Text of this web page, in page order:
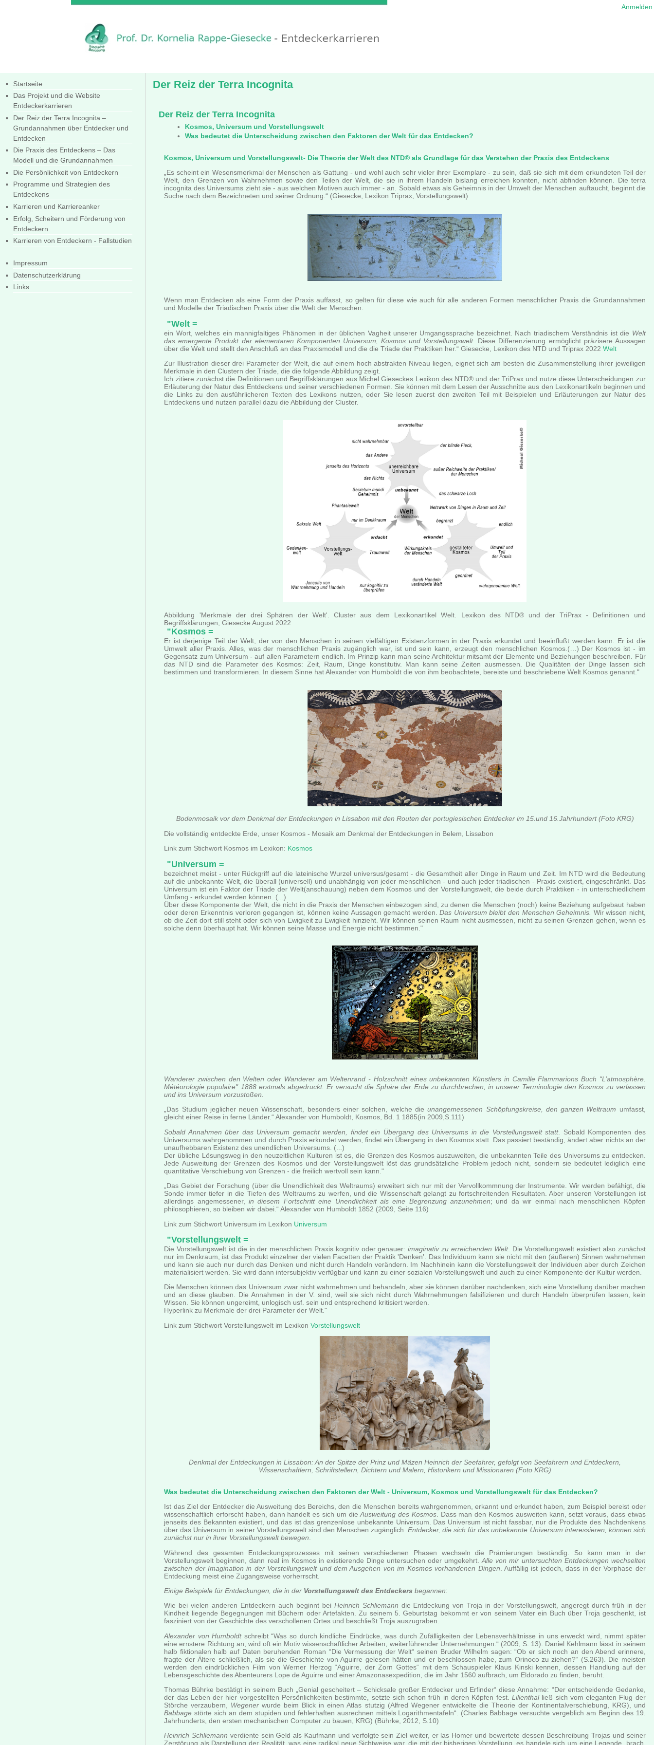
Anmelden
Startseite
Das Projekt und die Website
Entdeckerkarrieren
Der Reiz der Terra Incognita –
Grundannahmen über Entdecker und
Entdecken
Die Praxis des Entdeckens – Das
Modell und die Grundannahmen
Die Persönlichkeit von Entdeckern
Programme und Strategien des
Entdeckens
Karrieren und Karriereanker
Erfolg, Scheitern und Förderung von
Entdeckern
Karrieren von Entdeckern - Fallstudien
Impressum
Datenschutzerklärung
Links
Der Reiz der Terra Incognita
Der Reiz der Terra Incognita
Kosmos, Universum und Vorstellungswelt
Was bedeutet die Unterscheidung zwischen den Faktoren der Welt für das Entdecken?
Kosmos, Universum und Vorstellungswelt- Die Theorie der Welt des NTD® als Grundlage für das Verstehen der Praxis des Entdeckens
„Es scheint ein Wesensmerkmal der Menschen als Gattung - und wohl auch sehr vieler ihrer Exemplare - zu sein, daß sie sich mit dem erkundeten Teil der
Welt, den Grenzen von Wahrnehmen sowie den Teilen der Welt, die sie in ihrem Handeln bislang erreichen konnten, nicht abfinden können. Die terra
incognita des Universums zieht sie - aus welchen Motiven auch immer - an. Sobald etwas als Geheimnis in der Umwelt der Menschen auftaucht, beginnt die
Suche nach dem Bezeichneten und seiner Ordnung.“ (Giesecke, Lexikon Triprax, Vorstellungswelt)
Wenn man Entdecken als eine Form der Praxis auffasst, so gelten für diese wie auch für alle anderen Formen menschlicher Praxis die Grundannahmen
und Modelle der Triadischen Praxis über die Welt der Menschen.
"Welt =
ein Wort, welches ein mannigfaltiges Phänomen in der üblichen Vagheit unserer Umgangssprache bezeichnet. Nach triadischem Verständnis ist die Welt
das emergente Produkt der elementaren Komponenten Universum, Kosmos und Vorstellungswelt. Diese Differenzierung ermöglicht präzisere Aussagen
über die Welt und stellt den Anschluß an das Praxismodell und die die Triade der Praktiken her.“ Giesecke, Lexikon des NTD und Triprax 2022Welt
Zur Illustration dieser drei Parameter der Welt, die auf einem hoch abstrakten Niveau liegen, eignet sich am besten die Zusammenstellung ihrer jeweiligen
Merkmale in den Clustern der Triade, die die folgende Abbildung zeigt.
Ich zitiere zunächst die Definitionen und Begriffsklärungen aus Michel Gieseckes Lexikon des NTD® und der TriPrax und nutze diese Unterscheidungen zur
Erläuterung der Natur des Entdeckens und seiner verschiedenen Formen. Sie können mit dem Lesen der Ausschnitte aus den Lexikonartikeln beginnen und
die Links zu den ausführlicheren Texten des Lexikons nutzen, oder Sie lesen zuerst den zweiten Teil mit Beispielen und Erläuterungen zur Natur des
Entdeckens und nutzen parallel dazu die Abbildung der Cluster.
Abbildung 'Merkmale der drei Sphären der Welt'. Cluster aus dem Lexikonartikel Welt. Lexikon des NTD® und der TriPrax - Definitionen und
Begriffsklärungen, Giesecke August 2022
"Kosmos =
Er ist derjenige Teil der Welt, der von den Menschen in seinen vielfältigen Existenzformen in der Praxis erkundet und beeinflußt werden kann. Er ist die
Umwelt aller Praxis. Alles, was der menschlichen Praxis zugänglich war, ist und sein kann, erzeugt den menschlichen Kosmos.(…) Der Kosmos ist - im
Gegensatz zum Universum - auf allen Parametern endlich. Im Prinzip kann man seine Architektur mitsamt der Elemente und Beziehungen beschreiben. Für
das NTD sind die Parameter des Kosmos: Zeit, Raum, Dinge konstitutiv. Man kann seine Zeiten ausmessen. Die Qualitäten der Dinge lassen sich
bestimmen und transformieren. In diesem Sinne hat Alexander von Humboldt die von ihm beobachtete, bereiste und beschriebene Welt Kosmos genannt."
Bodenmosaik vor dem Denkmal der Entdeckungen in Lissabon mit den Routen der portugiesischen Entdecker im 15.und 16.Jahrhundert (Foto KRG)
Die vollständig entdeckte Erde, unser Kosmos - Mosaik am Denkmal der Entdeckungen in Belem, Lissabon
Link zum Stichwort Kosmos im Lexikon: Kosmos
"Universum =
bezeichnet meist - unter Rückgriff auf die lateinische Wurzel universus/gesamt - die Gesamtheit aller Dinge in Raum und Zeit. Im NTD wird die Bedeutung
auf die unbekannte Welt, die überall (universell) und unabhängig von jeder menschlichen - und auch jeder triadischen - Praxis existiert, eingeschränkt. Das
Universum ist ein Faktor der Triade der Welt(anschauung) neben dem Kosmos und der Vorstellungswelt, die beide durch Praktiken - in unterschiedlichem
Umfang - erkundet werden können. (...)
Über diese Komponente der Welt, die nicht in die Praxis der Menschen einbezogen sind, zu denen die Menschen (noch) keine Beziehung aufgebaut haben
oder deren Erkenntnis verloren gegangen ist, können keine Aussagen gemacht werden.Das Universum bleibt den Menschen Geheimnis. Wir wissen nicht,
ob die Zeit dort still steht oder sich von Ewigkeit zu Ewigkeit hinzieht. Wir können seinen Raum nicht ausmessen, nicht zu seinen Grenzen gehen, wenn es
solche denn überhaupt hat. Wir können seine Masse und Energie nicht bestimmen."
Wanderer zwischen den Welten oder Wanderer am Weltenrand - Holzschnitt eines unbekannten Künstlers in Camille Flammarions Buch "L’atmosphère.
Météorologie populaire" 1888 erstmals abgedruckt. Er versucht die Sphäre der Erde zu durchbrechen, in unserer Terminologie den Kosmos zu verlassen
und ins Universum vorzustoßen.
„Das Studium jeglicher neuen Wissenschaft, besonders einer solchen, welche dieunangemessenen Schöpfungskreise, den ganzen Weltraum umfasst,
gleicht einer Reise in ferne Länder.“ Alexander von Humboldt, Kosmos, Bd. 1 1885(in 2009,S.111)
Sobald Annahmen über das Universum gemacht werden, findet ein Übergang des Universums in die Vorstellungswelt statt. Sobald Komponenten des
Universums wahrgenommen und durch Praxis erkundet werden, findet ein Übergang in den Kosmos statt. Das passiert beständig, ändert aber nichts an der
unaufhebbaren Existenz des unendlichen Universums. (...)
Der übliche Lösungsweg in den neuzeitlichen Kulturen ist es, die Grenzen des Kosmos auszuweiten, die unbekannten Teile des Universums zu entdecken.
Jede Ausweitung der Grenzen des Kosmos und der Vorstellungswelt löst das grundsätzliche Problem jedoch nicht, sondern sie bedeutet lediglich eine
quantitative Verschiebung von Grenzen - die freilich wertvoll sein kann."
„Das Gebiet der Forschung (über die Unendlichkeit des Weltraums) erweitert sich nur mit der Vervollkommnung der Instrumente. Wir werden befähigt, die
Sonde immer tiefer in die Tiefen des Weltraums zu werfen, und die Wissenschaft gelangt zu fortschreitenden Resultaten. Aber unseren Vorstellungen ist
allerdings angemessener,in diesem Fortschritt eine Unendlichkeit als eine Begrenzung anzunehmen; und da wir einmal nach menschlichen Köpfen
philosophieren, so bleiben wir dabei.“ Alexander von Humboldt 1852 (2009, Seite 116)
Link zum Stichwort Universum im Lexikon Universum
"Vorstellungswelt =
Die Vorstellungswelt ist die in der menschlichen Praxis kognitiv oder genauer:imaginativ zu erreichenden Welt. Die Vorstellungswelt existiert also zunächst
nur im Denkraum, ist das Produkt einzelner der vielen Facetten der Praktik 'Denken'. Das Individuum kann sie nicht mit den (äußeren) Sinnen wahrnehmen
und kann sie auch nur durch das Denken und nicht durch Handeln verändern. Im Nachhinein kann die Vorstellungswelt der Individuen aber durch Zeichen
materialisiert werden. Sie wird dann intersubjektiv verfügbar und kann zu einer sozialen Vorstellungswelt und auch zu einer Komponente der Kultur werden.
Die Menschen können das Universum zwar nicht wahrnehmen und behandeln, aber sie können darüber nachdenken, sich eine Vorstellung darüber machen
und an diese glauben. Die Annahmen in der V. sind, weil sie sich nicht durch Wahrnehmungen falsifizieren und durch Handeln überprüfen lassen, kein
Wissen. Sie können ungereimt, unlogisch usf. sein und entsprechend kritisiert werden.
Hyperlink zu Merkmale der drei Parameter der Welt."
Link zum Stichwort Vorstellungswelt im LexikonVorstellungswelt
Denkmal der Entdeckungen in Lissabon: An der Spitze der Prinz und Mäzen Heinrich der Seefahrer, gefolgt von Seefahrern und Entdeckern,
Wissenschaftlern, Schriftstellern, Dichtern und Malern, Historikern und Missionaren (Foto KRG)
Was bedeutet die Unterscheidung zwischen den Faktoren der Welt - Universum, Kosmos und Vorstellungswelt für das Entdecken?
Ist das Ziel der Entdecker die Ausweitung des Bereichs, den die Menschen bereits wahrgenommen, erkannt und erkundet haben, zum Beispiel bereist oder
wissenschaftlich erforscht haben, dann handelt es sich um dieAusweitung des Kosmos. Dass man den Kosmos ausweiten kann, setzt voraus, dass etwas
jenseits des Bekannten existiert, und das ist das grenzenlose unbekannte Universum. Das Universum ist nicht fassbar, nur die Produkte des Nachdenkens
über das Universum in seiner Vorstellungswelt sind den Menschen zugänglich.Entdecker, die sich für das unbekannte Universum interessieren, können sich
zunächst nur in ihrer Vorstellungswelt bewegen
Während des gesamten Entdeckungsprozesses mit seinen verschiedenen Phasen wechseln die Prämierungen beständig. So kann man in der
Vorstellungswelt beginnen, dann real im Kosmos in existierende Dinge untersuchen oder umgekehrt.Alle von mir untersuchten Entdeckungen wechselten
zwischen der Imagination in der Vorstellungswelt und dem Ausgehen von im Kosmos vorhandenen Dingen . Auffällig ist jedoch, dass in der Vorphase der
Entdeckung meist eine Zugangsweise vorherrscht.
Einige Beispiele für Entdeckungen, die in der Vorstellungswelt des Entdeckers begannen:
Wie bei vielen anderen Entdeckern auch beginnt bei Heinrich Schliemann die Entdeckung von Troja in der Vorstellungswelt, angeregt durch früh in der
Kindheit liegende Begegnungen mit Büchern oder Artefakten. Zu seinem 5. Geburtstag bekommt er von seinem Vater ein Buch über Troja geschenkt, ist
fasziniert von der Geschichte des verschollenen Ortes und beschließt Troja auszugraben.
Alexander von Humboldtschreibt “Was so durch kindliche Eindrücke, was durch Zufälligkeiten der Lebensverhältnisse in uns erweckt wird, nimmt später
eine ernstere Richtung an, wird oft ein Motiv wissenschaftlicher Arbeiten, weiterführender Unternehmungen.“ (2009, S. 13). Daniel Kehlmann lässt in seinem
halb fiktionalen halb auf Daten beruhenden Roman “Die Vermessung der Welt“ seinen Bruder Wilhelm sagen: “Ob er sich noch an den Abend erinnere,
fragte der Ältere schließlich, als sie die Geschichte von Aguirre gelesen hätten und er beschlossen habe, zum Orinoco zu ziehen?“ (S.263). Die meisten
werden den eindrücklichen Film von Werner Herzog “Aguirre, der Zorn Gottes“ mit dem Schauspieler Klaus Kinski kennen, dessen Handlung auf der
Lebensgeschichte des Abenteurers Lope de Aguirre und einer Amazonasexpedition, die im Jahr 1560 aufbrach, um Eldorado zu finden, beruht.
Thomas Bührke bestätigt in seinem Buch „Genial gescheitert – Schicksale großer Entdecker und Erfinder“ diese Annahme: “Der entscheidende Gedanke,
der das Leben der hier vorgestellten Persönlichkeiten bestimmte, setzte sich schon früh in deren Köpfen fest. Lilienthalließ sich vom eleganten Flug der
Störche verzaubern, Wegener wurde beim Blick in einen Atlas stutzig (Alfred Wegener entwickelte die Theorie der Kontinentalverschiebung, KRG), und
Babbage störte sich an dem stupiden und fehlerhaften ausrechnen mittels Logarithmentafeln“. (Charles Babbage versuchte vergeblich am Beginn des 19.
Jahrhunderts, den ersten mechanischen Computer zu bauen, KRG) (Bührke, 2012, S.10)
Heinrich Schliemann verdiente sein Geld als Kaufmann und verfolgte sein Ziel weiter, er las Homer und bewertete dessen Beschreibung Trojas und seiner
Zerstörung als Darstellung der Realität, was eine radikal neue Sichtweise war, die mit der bisherigen Vorstellung, es handele sich um eine Legende, brach.